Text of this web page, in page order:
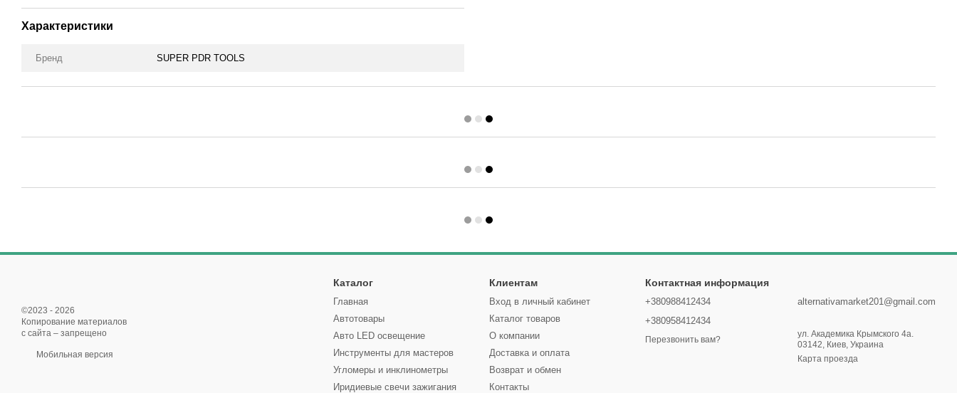
Характеристики
Бренд SUPER PDR TOOLS
©2023 - 2026
Копирование материалов
с сайта – запрещено
Мобильная версия
Каталог
Главная
Автотовары
Авто LED освещение
Инструменты для мастеров
Угломеры и инклинометры
Иридиевые свечи зажигания
Клиентам
Вход в личный кабинет
Каталог товаров
О компании
Доставка и оплата
Возврат и обмен
Контакты
Контактная информация
+380988412434
+380958412434
Перезвонить вам?
alternativamarket201@gmail.com
ул. Академика Крымского 4а.
03142, Киев, Украина
Карта проезда